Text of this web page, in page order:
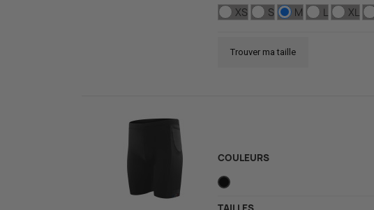
XS S M L XL
Trouver ma taille
COULEURS